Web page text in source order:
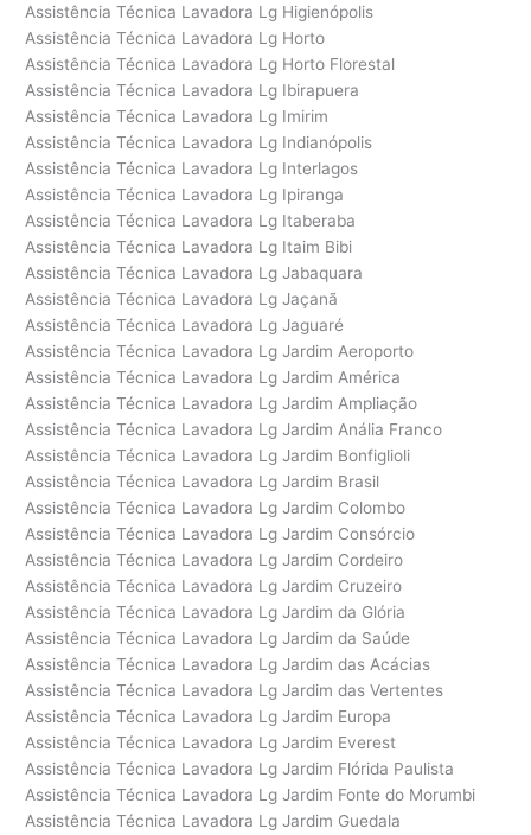
Assistência Técnica Lavadora Lg Higienópolis
Assistência Técnica Lavadora Lg Horto
Assistência Técnica Lavadora Lg Horto Florestal
Assistência Técnica Lavadora Lg Ibirapuera
Assistência Técnica Lavadora Lg Imirim
Assistência Técnica Lavadora Lg Indianópolis
Assistência Técnica Lavadora Lg Interlagos
Assistência Técnica Lavadora Lg Ipiranga
Assistência Técnica Lavadora Lg Itaberaba
Assistência Técnica Lavadora Lg Itaim Bibi
Assistência Técnica Lavadora Lg Jabaquara
Assistência Técnica Lavadora Lg Jaçanã
Assistência Técnica Lavadora Lg Jaguaré
Assistência Técnica Lavadora Lg Jardim Aeroporto
Assistência Técnica Lavadora Lg Jardim América
Assistência Técnica Lavadora Lg Jardim Ampliação
Assistência Técnica Lavadora Lg Jardim Anália Franco
Assistência Técnica Lavadora Lg Jardim Bonfiglioli
Assistência Técnica Lavadora Lg Jardim Brasil
Assistência Técnica Lavadora Lg Jardim Colombo
Assistência Técnica Lavadora Lg Jardim Consórcio
Assistência Técnica Lavadora Lg Jardim Cordeiro
Assistência Técnica Lavadora Lg Jardim Cruzeiro
Assistência Técnica Lavadora Lg Jardim da Glória
Assistência Técnica Lavadora Lg Jardim da Saúde
Assistência Técnica Lavadora Lg Jardim das Acácias
Assistência Técnica Lavadora Lg Jardim das Vertentes
Assistência Técnica Lavadora Lg Jardim Europa
Assistência Técnica Lavadora Lg Jardim Everest
Assistência Técnica Lavadora Lg Jardim Flórida Paulista
Assistência Técnica Lavadora Lg Jardim Fonte do Morumbi
Assistência Técnica Lavadora Lg Jardim Guedala